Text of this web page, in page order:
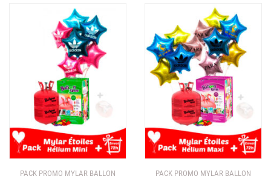
PACK PROMO MYLAR BALLON PACK PROMO MYLAR BALLON